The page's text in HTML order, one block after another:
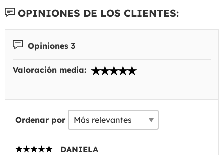
OPINIONES DE LOS CLIENTES:
Opiniones 3
Valoración media:
Ordenar por
DANIELA